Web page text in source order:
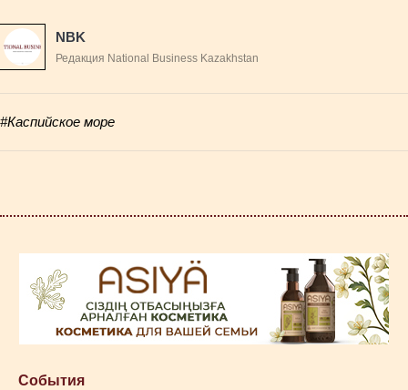
NBK
Редакция National Business Kazakhstan
#Каспийское море
События